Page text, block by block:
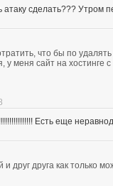
сделать??? Утром
что бы по
меня сайт на хостинге
Есть еще
друг друга как только